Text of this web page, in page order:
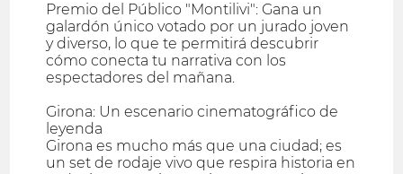
Premio del Público "Montilivi": Gana un
galardón único votado por un jurado joven
y diverso, lo que te permitirá descubrir
cómo conecta tu narrativa con los
espectadores del mañana.
Girona: Un escenario cinematográfico de
leyenda
Girona es mucho más que una ciudad; es
un set de rodaje vivo que respira historia en